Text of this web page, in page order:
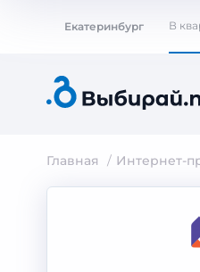
Екатеринбург В
Главная Интернет-